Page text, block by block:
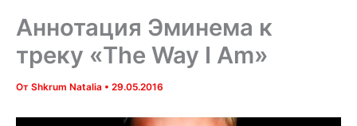
Аннотация Эминема к
треку «The Way I Am»
От Shkrum Natalia • 29.05.2016